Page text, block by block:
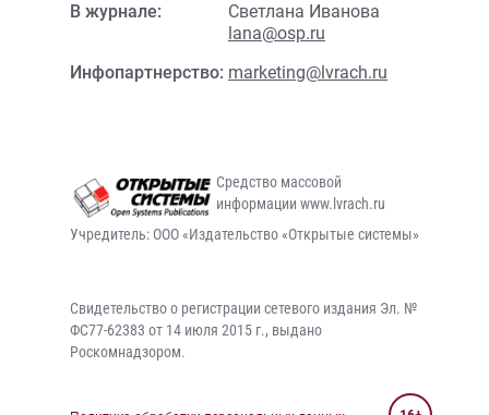
В журнале:
Светлана Иванова
lana@osp.ru
Инфопартнерство: marketing@lvrach.ru
Средство массовой
информации www.lvrach.ru
Учредитель: ООО «Издательство «Открытые системы»
Свидетельство о регистрации сетевого издания Эл. №
ФС77-62383 от 14 июля 2015 г., выдано
Роскомнадзором.